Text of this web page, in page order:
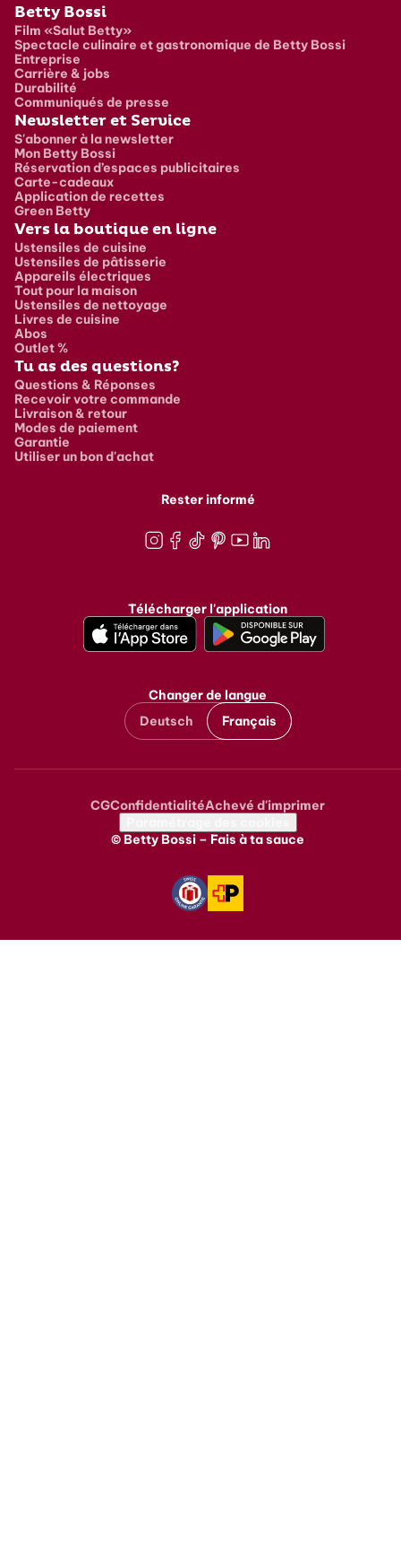
Pied de page
Betty Bossi
Film «Salut Betty»
Spectacle culinaire et gastronomique de Betty Bossi
Entreprise
Carrière & jobs
Durabilité
Communiqués de presse
Newsletter et Service
S'abonner à la newsletter
Mon Betty Bossi
Réservation d’espaces publicitaires
Carte-cadeaux
Application de recettes
Green Betty
Vers la boutique en ligne
Ustensiles de cuisine
Ustensiles de pâtisserie
Appareils électriques
Tout pour la maison
Ustensiles de nettoyage
Livres de cuisine
Abos
Outlet %
Tu as des questions?
Questions & Réponses
Recevoir votre commande
Livraison & retour
Modes de paiement
Garantie
Utiliser un bon d'achat
Rester informé
Télécharger l'application
Changer de langue
Deutsch
Français
Metanavigation
CGConfidentialitéAchevé d'imprimer
© Betty Bossi – Fais à ta sauce